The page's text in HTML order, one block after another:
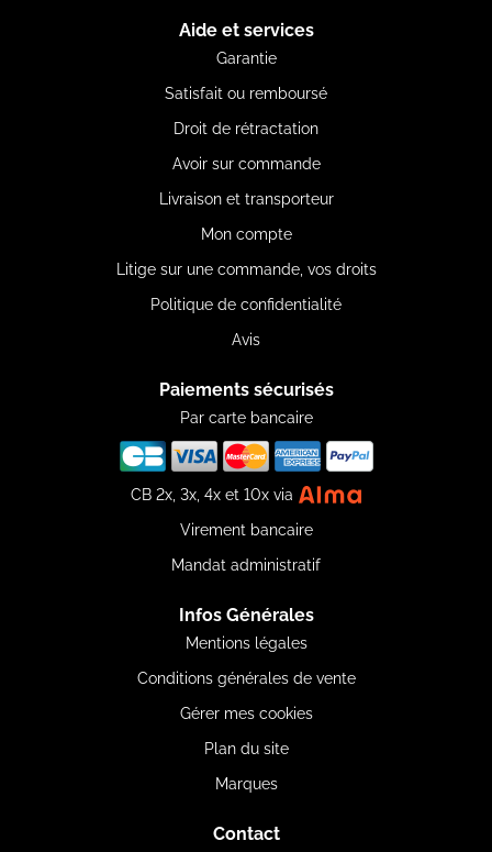
Aide et services
Garantie
Satisfait ou remboursé
Droit de rétractation
Avoir sur commande
Livraison et transporteur
Mon compte
Litige sur une commande, vos droits
Politique de confidentialité
Avis
Paiements sécurisés
Par carte bancaire
CB 2x, 3x, 4x et 10x via
Virement bancaire
Mandat administratif
Infos Générales
Mentions légales
Conditions générales de vente
Gérer mes cookies
Plan du site
Marques
Contact